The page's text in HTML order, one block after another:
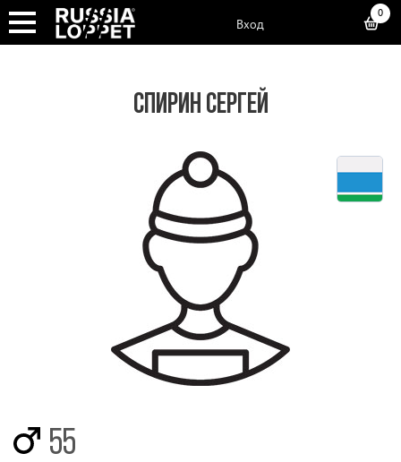
Вход
0
СПИРИН СЕРГЕЙ
55